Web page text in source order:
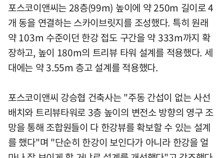
포스코이앤씨는 28층(99m) 높이에 약 250m 길이로 4
개 동을 연결하는 스카이브릿지를 조성했다. 특히 원래
약 103m 수준이던 한강 접도 구간을 약 333m까지 확
장하고, 높이 180m의 트리뷰 타워 설계를 적용했다. 세
대에는 약 3.55m 층고 설계를 적용했다.
포스코이앤씨 강승협 건축사는 "주동 간섭이 없는 사선
배치와 트리뷰타워로 3층 높이의 변전소 방향의 영구 조
망을 통해 조합원들이 다 한강뷰를 확보할 수 있는 설계
를 했다"며 "단순히 한강이 보인다가 아니라 한강을 얼